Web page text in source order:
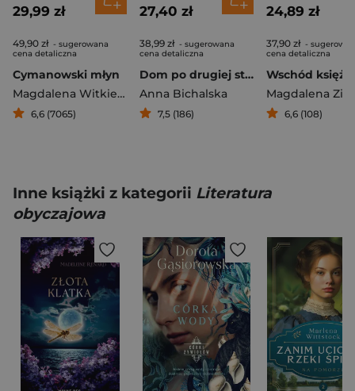
29,99 zł
49,90 zł - sugerowana
cena detaliczna
Cymanowski młyn
Magdalena Witkiewicz
,Stefan Darda
6,6 (7065)
27,40 zł
38,99 zł - sugerowana
cena detaliczna
Dom po drugiej stronie jeziora
Anna Bichalska
7,5 (186)
24,89 zł
37,90 zł -
cena detaliczna
Wschód
Magdalena
6,6 (108)
Inne książki z kategorii Literatura
obyczajowa